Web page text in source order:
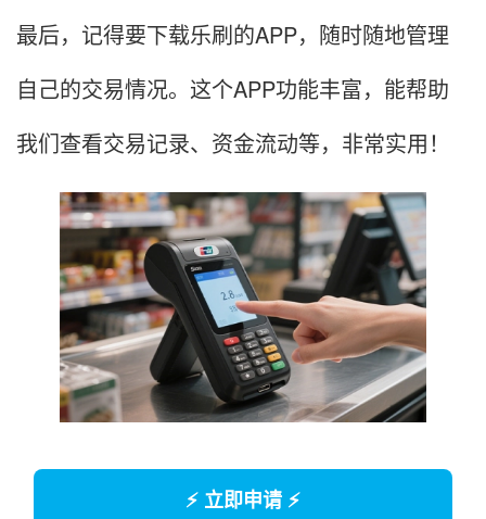
最后，记得要下载乐刷的APP，随时随地管理
自己的交易情况。这个APP功能丰富，能帮助
我们查看交易记录、资金流动等，非常实用！
⚡ 立即申请 ⚡